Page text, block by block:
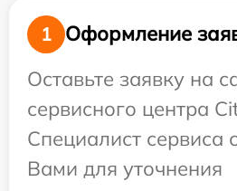
1
Оформление
Оставьте заявку на
сервисного центра
Специалист сервиса
Вами для уточнения